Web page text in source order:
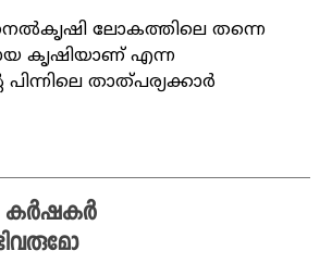
ലോകത്തിലെ തന്നെ
കൃഷിയാണ് എന്ന
താത്പര്യക്കാര്‍
കര്‍ഷകര്‍